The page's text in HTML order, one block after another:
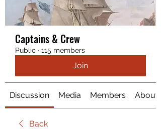
Captains & Crew
Public · 115 members
Join
Discussion Media Members About
Back